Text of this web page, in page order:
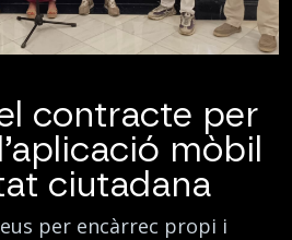
contracte per
mòbil
ciutadana
per encàrrec propi i